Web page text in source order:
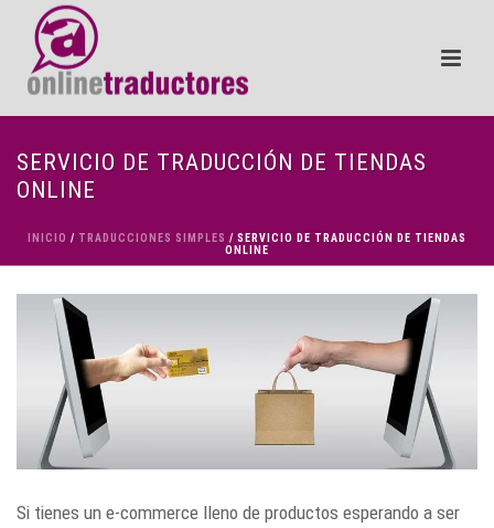
SERVICIO DE TRADUCCIÓN DE TIENDAS
ONLINE
INICIO / TRADUCCIONES SIMPLES / SERVICIO DE TRADUCCIÓN DE TIENDAS
ONLINE
Si tienes un e-commerce lleno de productos esperando a ser